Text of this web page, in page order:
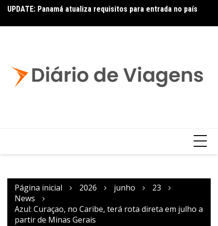
UPDATE: Panamá atualiza requisitos para entrada no país
por Doença ou Falecimento
Página inicial 2026 junho
23
News
Azul: Curaçao, no Caribe, terá rota direta em julho a
partir de Minas Gerais